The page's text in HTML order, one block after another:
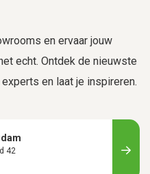
en ervaar jouw
echt. Ontdek de nieuwste
en laat je inspireren.
42